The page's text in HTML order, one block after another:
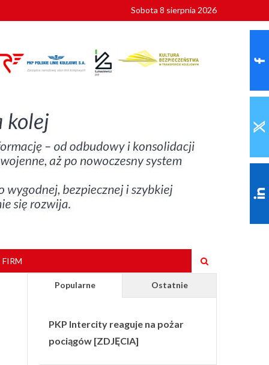
Sobota 8 sierpnia 2026
Popularne Ostatnie
PKP Intercity reaguje na pożar
pociągów [ZDJĘCIA]